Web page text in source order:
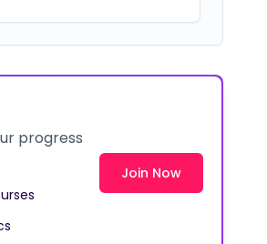
progress
Join Now